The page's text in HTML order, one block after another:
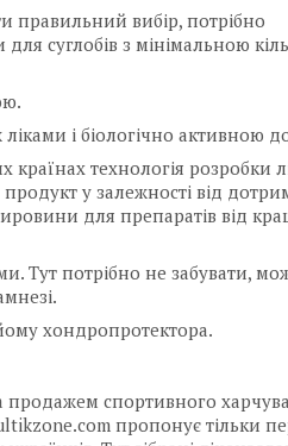
правильний вибір, потрібно
суглобів з мінімальною
і біологічно активною
технологія розробки
у залежності від
для препаратів від
Тут потрібно не забувати,
хондропротектора.
продажем спортивного
пропонує тільки